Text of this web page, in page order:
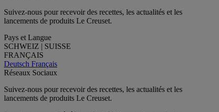
Suivez-nous pour recevoir des recettes, les actualités et les
lancements de produits Le Creuset.
Pays et Langue
SCHWEIZ | SUISSE
FRANÇAIS
Deutsch Français
Réseaux Sociaux
Suivez-nous pour recevoir des recettes, les actualités et les
lancements de produits Le Creuset.